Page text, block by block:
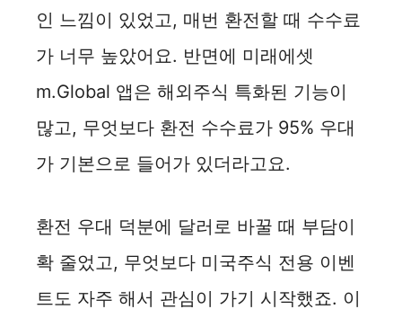
인 느낌이 있었고, 매번 환전할 때 수수료
가 너무 높았어요. 반면에 미래에셋
m.Global 앱은 해외주식 특화된 기능이
많고, 무엇보다 환전 수수료가 95% 우대
가 기본으로 들어가 있더라고요.
환전 우대 덕분에 달러로 바꿀 때 부담이
확 줄었고, 무엇보다 미국주식 전용 이벤
트도 자주 해서 관심이 가기 시작했죠. 이